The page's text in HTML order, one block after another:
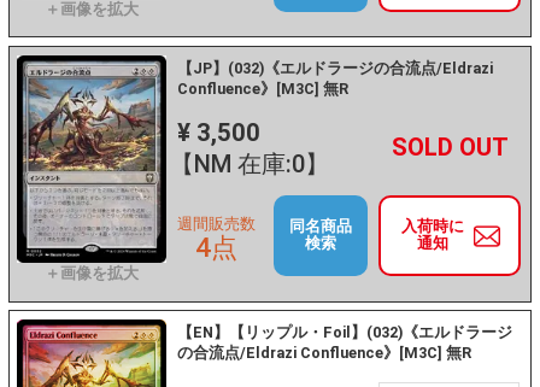
【JP】(032)《エルドラージの合流点/Eldrazi
Confluence》[M3C] 無R
¥ 3,500
【NM 在庫:0】
－ +
入荷時に
通知
週間販売数
4点
同名商品
検索
【EN】【リップル・Foil】(032)《エルドラージ
の合流点/Eldrazi Confluence》[M3C] 無R